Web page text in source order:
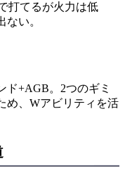
打てるが火力は低
い。
ド+AGB。2つのギミ
め、Wアビリティを活